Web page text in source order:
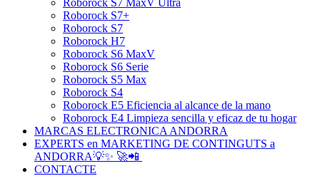
Roborock S7 MaxV Ultra
Roborock S7+
Roborock S7
Roborock H7
Roborock S6 MaxV
Roborock S6 Serie
Roborock S5 Max
Roborock S4
Roborock E5 Eficiencia al alcance de la mano
Roborock E4 Limpieza sencilla y eficaz de tu hogar
MARCAS ELECTRONICA ANDORRA
EXPERTS en MARKETING DE CONTINGUTS a
ANDORRA💡✨ 🚀📲
CONTACTE